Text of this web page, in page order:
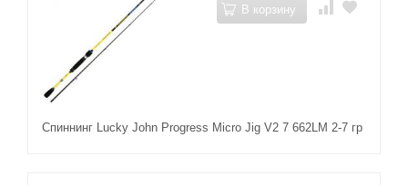
Спиннинг Lucky John Progress Micro Jig V2 7 662LM 2-7 гр
В корзину